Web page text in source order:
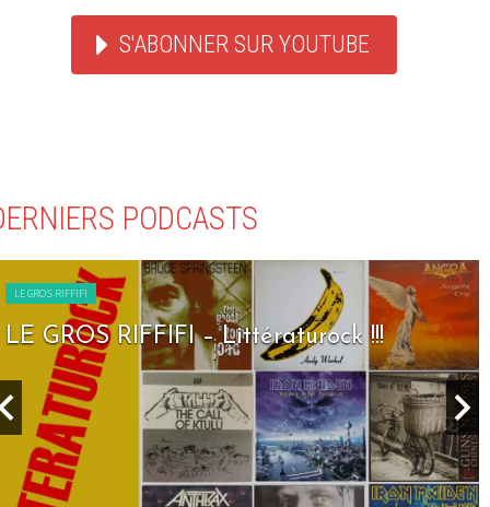
S'ABONNER SUR YOUTUBE
PODCASTS
LE GROS RIFFIFI
LE GROS RIFFIFI – Seven Days To Rock !!!